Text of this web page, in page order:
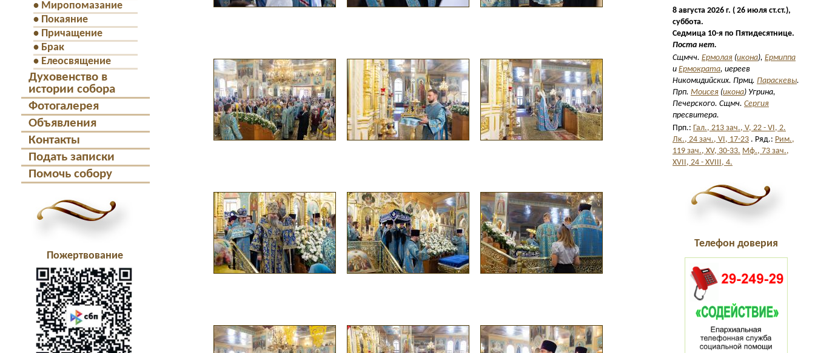
• Миропомазание
• Покаяние
• Причащение
• Брак
• Елеосвящение
Духовенство в
истории собора
Фотогалерея
Объявления
Контакты
Подать записки
Помочь собору
Пожертвование
8 августа 2026 г. ( 26 июля ст.ст.),
суббота.
Седмица 10-я по Пятидесятнице.
Поста нет.
Сщмчч. Ермолая (икона), Ермиппа
и Ермократа, иереев
Никомидийских. Прмц. Параскевы.
Прп. Моисея (икона) Угрина,
Печерского. Сщмч. Сергия
пресвитера.
Прп.: Гал., 213 зач., V, 22 - VI, 2.
Лк., 24 зач., VI, 17-23 . Ряд.: Рим.,
119 зач., XV, 30-33. Мф., 73 зач.,
XVII, 24 - XVIII, 4.
Телефон доверия